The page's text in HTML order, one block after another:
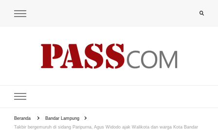
Beranda
Bandar Lampung
Takbir bergemuruh di sidang Paripurna, Agus Widodo ajak Walikota dan warga Kota Bandar